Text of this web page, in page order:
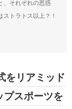
、それぞれの思惑
トラトス以上？！
をリアミッド
プスポーツを